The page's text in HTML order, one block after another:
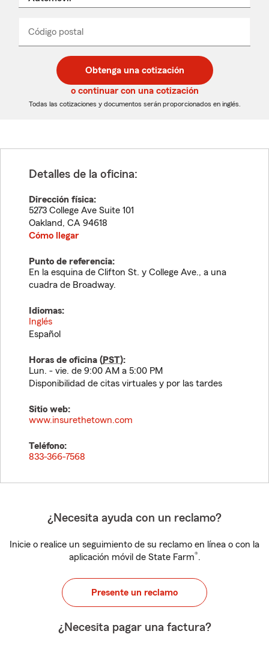
desplegable
Código postal
de
5
dígitos
de
5
dígitos
_____
Obtenga una cotización
o continuar con una cotización
Todas las cotizaciones y documentos serán proporcionados en inglés.
Detalles de la oficina:
Dirección física:
5273 College Ave Suite 101
Oakland, CA 94618
Cómo llegar
Punto de referencia:
En la esquina de Clifton St. y College Ave., a una
cuadra de Broadway.
Idiomas:
Inglés
Español
Horas de oficina (PST):
Lun. - vie. de 9:00 AM a 5:00 PM
Disponibilidad de citas virtuales y por las tardes
Sitio web:
www.insurethetown.com
Teléfono:
833-366-7568
¿Necesita ayuda con un reclamo?
Inicie o realice un seguimiento de su reclamo en línea o con la
aplicación móvil de State Farm®.
Presente un reclamo
¿Necesita pagar una factura?